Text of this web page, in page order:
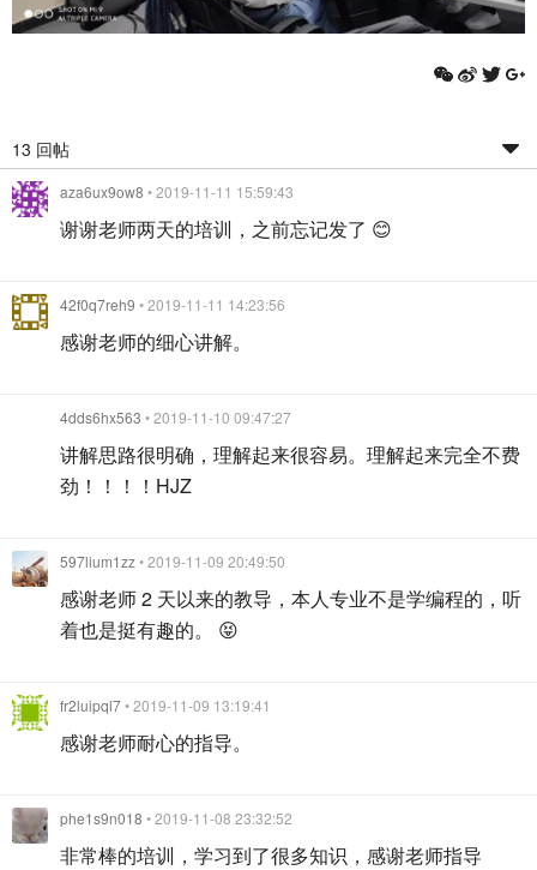
13 回帖
aza6ux9ow8 • 2019-11-11 15:59:43
谢谢老师两天的培训，之前忘记发了 😊
42f0q7reh9 • 2019-11-11 14:23:56
感谢老师的细心讲解。
4dds6hx563 • 2019-11-10 09:47:27
讲解思路很明确，理解起来很容易。理解起来完全不费
劲！！！！HJZ
597lium1zz• 2019-11-09 20:49:50
感谢老师 2 天以来的教导，本人专业不是学编程的，听
着也是挺有趣的。 😝
fr2luipql7• 2019-11-09 13:19:41
感谢老师耐心的指导。
phe1s9n018 • 2019-11-08 23:32:52
非常棒的培训，学习到了很多知识，感谢老师指导